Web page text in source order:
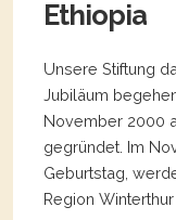
Ethiopia
Unsere Stiftung
Jubiläum
November 2000
gegründet. Im
Geburtstag,
Region